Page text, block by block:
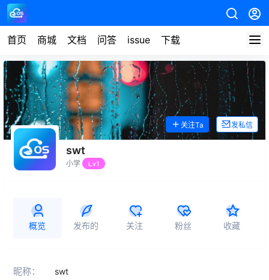
首页 商城 文档 问答 issue 下载
swt
小学 Lv1
关注Ta 发私信
概览 发布的 关注 粉丝 收藏
昵称： swt